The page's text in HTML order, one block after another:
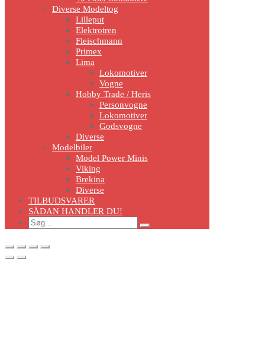
Diverse Modeltog
Lilleput
Elektrotren
Fleischmann
Primex
Lima
Lokomotiver
Vogne
Hobby Trade / Heris
Personvogne
Lokomotiver
Godsvogne
Diverse
Modelbiler
Model Power Minis
Viking
Brekina
Diverse
TILBUDSVARER
SÅDAN HANDLER DU!
Search